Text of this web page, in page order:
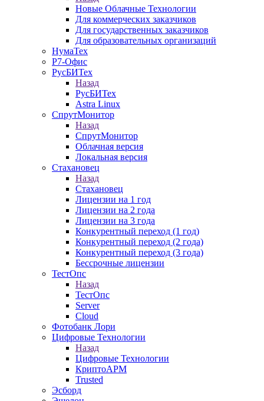
Новые Облачные Технологии
Для коммерческих заказчиков
Для государственных заказчиков
Для образовательных организаций
НумаТех
Р7-Офис
РусБИТех
Назад
РусБИТех
Astra Linux
СпрутМонитор
Назад
СпрутМонитор
Облачная версия
Локальная версия
Стахановец
Назад
Стахановец
Лицензии на 1 год
Лицензии на 2 года
Лицензии на 3 года
Конкурентный переход (1 год)
Конкурентный переход (2 года)
Конкурентный переход (3 года)
Бессрочные лицензии
ТестОпс
Назад
ТестОпс
Server
Cloud
Фотобанк Лори
Цифровые Технологии
Назад
Цифровые Технологии
КриптоАРМ
Trusted
Эсборд